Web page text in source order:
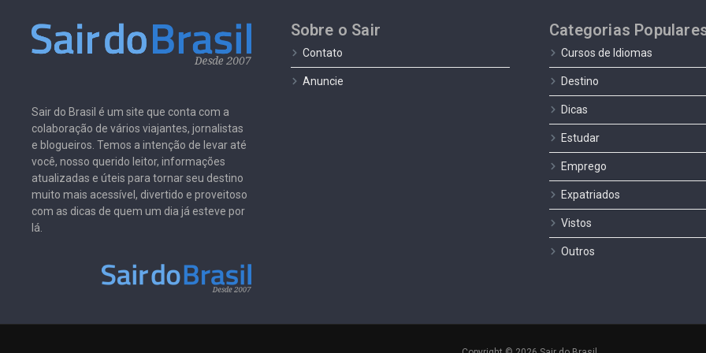
Sair do Brasil é um site que conta com a
colaboração de vários viajantes, jornalistas
e blogueiros. Temos a intenção de levar até
você, nosso querido leitor, informações
atualizadas e úteis para tornar seu destino
muito mais acessível, divertido e proveitoso
com as dicas de quem um dia já esteve por
lá.
Sobre o Sair
Contato
Anuncie
Categorias
Cursos de Idiomas
Destino
Dicas
Estudar
Emprego
Expatriados
Vistos
Outros